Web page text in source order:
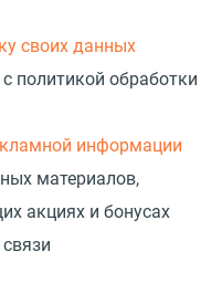
своих данных
политикой обработки
информации
материалов,
акциях и бонусах